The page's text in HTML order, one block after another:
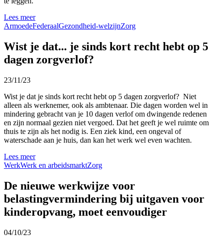
Lees meer
ArmoedeFederaalGezondheid-welzijnZorg
Wist je dat... je sinds kort recht hebt op 5
dagen zorgverlof?
23/11/23
Wist je dat je sinds kort recht hebt op 5 dagen zorgverlof? Niet
alleen als werknemer, ook als ambtenaar. Die dagen worden wel in
mindering gebracht van je 10 dagen verlof om dwingende redenen
en zijn normaal gezien niet vergoed. Dat het geeft je wel ruimte om
thuis te zijn als het nodig is. Een ziek kind, een ongeval of
waterschade aan je huis, dan kan het werk wel even wachten.
Lees meer
WerkWerk en arbeidsmarktZorg
De nieuwe werkwijze voor
belastingvermindering bij uitgaven voor
kinderopvang, moet eenvoudiger
04/10/23